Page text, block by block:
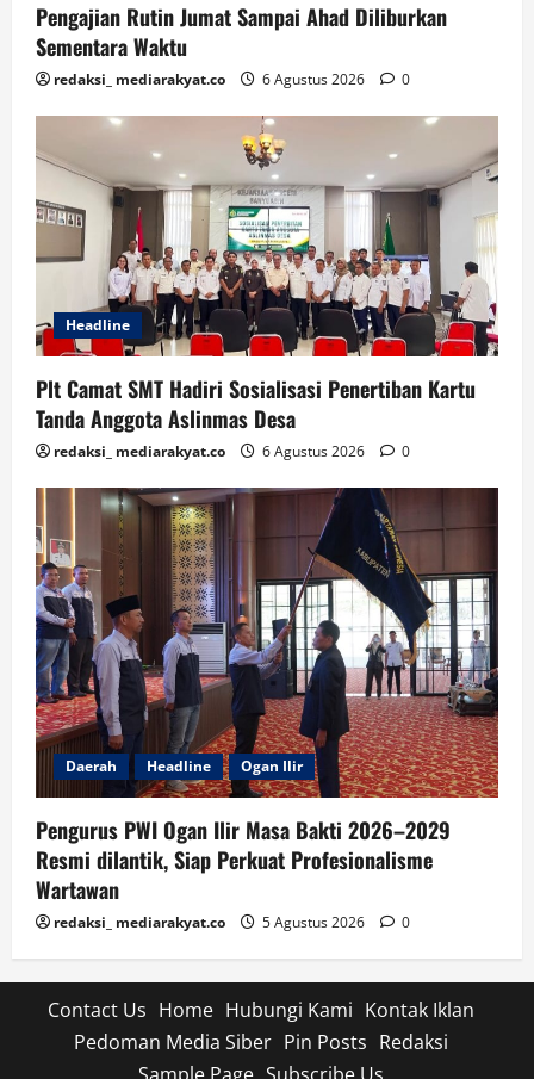
Pengajian Rutin Jumat Sampai Ahad Diliburkan
Sementara Waktu
redaksi_ mediarakyat.co 6 Agustus 2026 0
Headline
Plt Camat SMT Hadiri Sosialisasi Penertiban Kartu
Tanda Anggota Aslinmas Desa
redaksi_ mediarakyat.co 6 Agustus 2026 0
Daerah Headline Ogan Ilir
Pengurus PWI Ogan Ilir Masa Bakti 2026–2029
Resmi dilantik, Siap Perkuat Profesionalisme
Wartawan
redaksi_ mediarakyat.co 5 Agustus 2026 0
Contact Us Home Hubungi Kami Kontak Iklan
Pedoman Media Siber Pin Posts Redaksi